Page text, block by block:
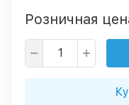
Розничная